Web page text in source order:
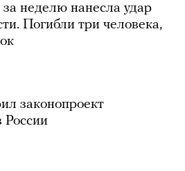
за неделю нанесла удар
Погибли три человека,
законопроект
России